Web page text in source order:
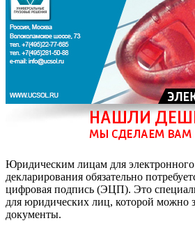
Юридическим лицам для
декларирования обязательно
цифровая подпись (ЭЦП). Это
для юридических лиц, которой можно
документы.